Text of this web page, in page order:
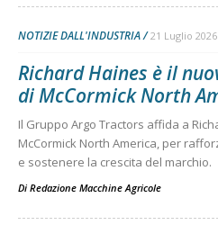
NOTIZIE DALL'INDUSTRIA 21 Luglio 2026
Richard Haines è il
di McCormick North
Il Gruppo Argo Tractors affida a
McCormick North America, per
e sostenere la crescita del marchio.
Di Redazione Macchine Agricole